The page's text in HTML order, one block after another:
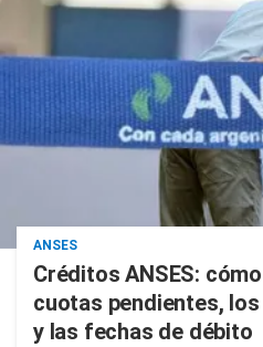
ANSES
Créditos ANSES:
cuotas pendientes,
y las fechas de débito